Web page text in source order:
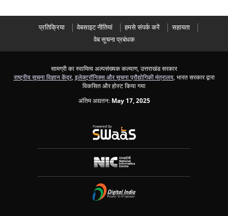
प्रतिक्रिया वेबसाइट नीतियां हमसे संपर्क करें
सहायता
वेब सूचना प्रबंधक
सामग्री का स्वामित्व अल्पसंख्यक कल्याण, उत्तराखंड सरकार
राष्ट्रीय सूचना विज्ञान केंद्र, इलेक्ट्रॉनिक्स और सूचना प्रौद्योगिकी मंत्रालय, भारत सरकार द्वारा
विकसित और होस्ट किया गया
अंतिम अद्यतन: May 17, 2025